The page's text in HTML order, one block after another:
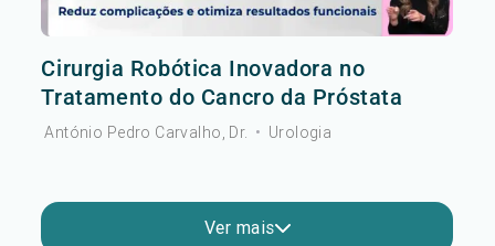
Cirurgia Robótica Inovadora no
Tratamento do Cancro da Próstata
António Pedro Carvalho, Dr. • Urologia
Ver mais